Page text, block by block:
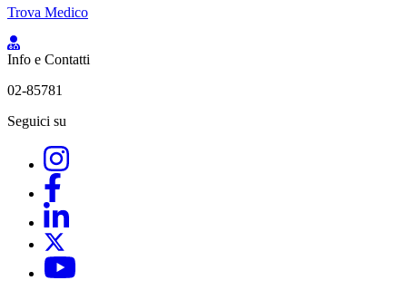
Trova Medico
Info e Contatti
02-85781
Seguici su